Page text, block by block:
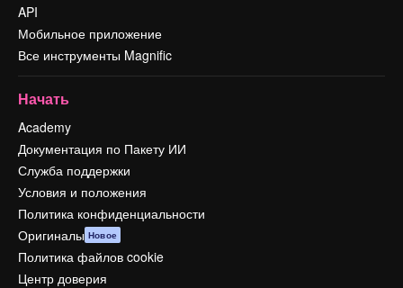
API
Мобильное приложение
Все инструменты Magnific
Начать
Academy
Документация по Пакету ИИ
Служба поддержки
Условия и положения
Политика конфиденциальности
Оригиналы Новое
Политика файлов cookie
Центр доверия